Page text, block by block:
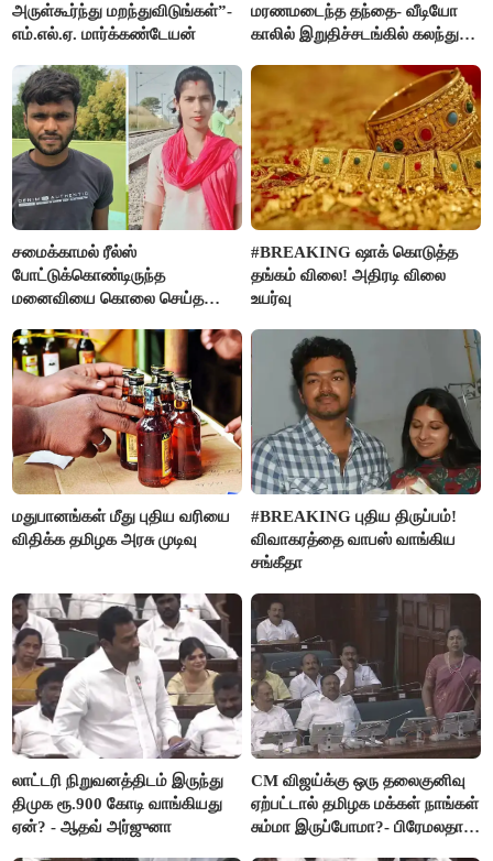
அருள்கூர்ந்து மறந்துவிடுங்கள்”-
எம்.எல்.ஏ. மார்க்கண்டேயன்
மரணமடைந்த தந்தை- வீடியோ
காலில் இறுதிச்சடங்கில் கலந்து
சமைக்காமல் ரீல்ஸ்
போட்டுக்கொண்டிருந்த
மனைவியை கொலை செய்த
#BREAKING ஷாக் கொடுத்த
தங்கம் விலை! அதிரடி விலை
உயர்வு
மதுபானங்கள் மீது புதிய வரியை
விதிக்க தமிழக அரசு முடிவு
#BREAKING புதிய திருப்பம்!
விவாகரத்தை வாபஸ் வாங்கிய
சங்கீதா
லாட்டரி நிறுவனத்திடம் இருந்து
திமுக ரூ.900 கோடி வாங்கியது
ஏன்? - ஆதவ் அர்ஜுனா
CM விஜய்க்கு ஒரு தலைகுனிவு
ஏற்பட்டால் தமிழக மக்கள் நாங்கள்
சும்மா இருப்போமா?- பிரேமலதா